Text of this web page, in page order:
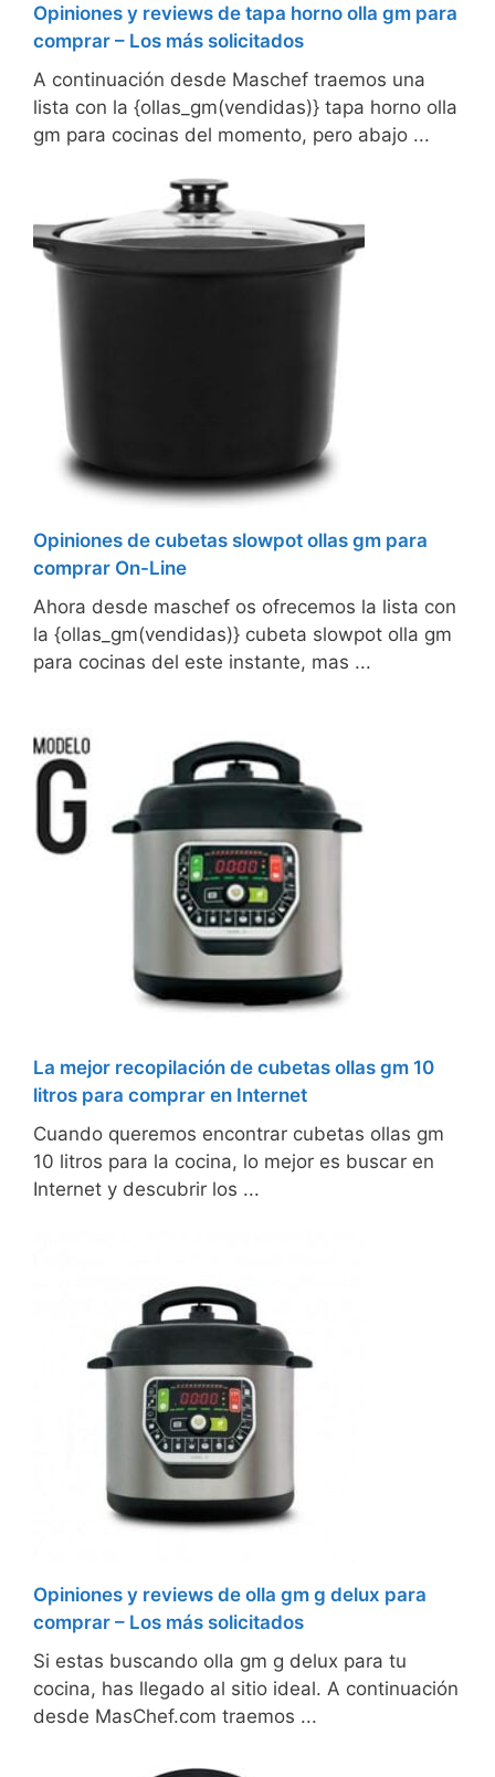
Opiniones y reviews de tapa horno olla gm para
comprar – Los más solicitados
A continuación desde Maschef traemos una
lista con la {ollas_gm(vendidas)} tapa horno olla
gm para cocinas del momento, pero abajo ...
Opiniones de cubetas slowpot ollas gm para
comprar On-Line
Ahora desde maschef os ofrecemos la lista con
la {ollas_gm(vendidas)} cubeta slowpot olla gm
para cocinas del este instante, mas ...
La mejor recopilación de cubetas ollas gm 10
litros para comprar en Internet
Cuando queremos encontrar cubetas ollas gm
10 litros para la cocina, lo mejor es buscar en
Internet y descubrir los ...
Opiniones y reviews de olla gm g delux para
comprar – Los más solicitados
Si estas buscando olla gm g delux para tu
cocina, has llegado al sitio ideal. A continuación
desde MasChef.com traemos ...